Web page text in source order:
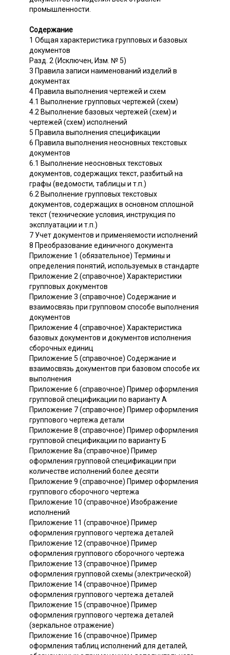
промышленности.
Содержание
1 Общая характеристика групповых и базовых
документов
Разд. 2 (Исключен, Изм. № 5)
3 Правила записи наименований изделий в
документах
4 Правила выполнения чертежей и схем
4.1 Выполнение групповых чертежей (схем)
4.2 Выполнение базовых чертежей (схем) и
чертежей (схем) исполнений
5 Правила выполнения спецификации
6 Правила выполнения неосновных текстовых
документов
6.1 Выполнение неосновных текстовых
документов, содержащих текст, разбитый на
графы (ведомости, таблицы и т.п.)
6.2 Выполнение групповых текстовых
документов, содержащих в основном сплошной
текст (технические условия, инструкция по
эксплуатации и т.п.)
7 Учет документов и применяемости исполнений
8 Преобразование единичного документа
Приложение 1 (обязательное) Термины и
определения понятий, используемых в стандарте
Приложение 2 (справочное) Характеристики
групповых документов
Приложение 3 (справочное) Содержание и
взаимосвязь при групповом способе выполнения
документов
Приложение 4 (справочное) Характеристика
базовых документов и документов исполнения
сборочных единиц
Приложение 5 (справочное) Содержание и
взаимосвязь документов при базовом способе их
выполнения
Приложение 6 (справочное) Пример оформления
групповой спецификации по варианту А
Приложение 7 (справочное) Пример оформления
группового чертежа детали
Приложение 8 (справочное) Пример оформления
групповой спецификации по варианту Б
Приложение 8а (справочное) Пример
оформления групповой спецификации при
количестве исполнений более десяти
Приложение 9 (справочное) Пример оформления
группового сборочного чертежа
Приложение 10 (справочное) Изображение
исполнений
Приложение 11 (справочное) Пример
оформления группового чертежа деталей
Приложение 12 (справочное) Пример
оформления группового сборочного чертежа
Приложение 13 (справочное) Пример
оформления групповой схемы (электрической)
Приложение 14 (справочное) Пример
оформления группового чертежа деталей
Приложение 15 (справочное) Пример
оформления группового чертежа деталей
(зеркальное отражение)
Приложение 16 (справочное) Пример
оформления таблиц исполнений для деталей,